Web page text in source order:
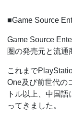
■Game Source
Game Source
圏の発売元と流通
これまで
One及び前世代の
トル以上、中国
ってきました。